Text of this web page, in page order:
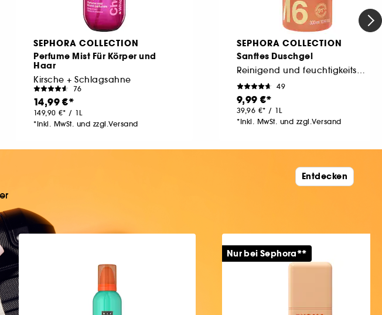
SEPHORA COLLECTION
Perfume Mist Für Körper und
Haar
Kirsche + Schlagsahne
76
14,99 €
149,90 € / 1L
*Inkl. MwSt. und zzgl.Versand
SEPHORA COLLECTION
Sanftes Duschgel
Reinigend und feuchtigkeitsspendend
49
9,99 €
39,96 € / 1L
*Inkl. MwSt. und zzgl.Versand
Entdecken
Nur bei Sephora**